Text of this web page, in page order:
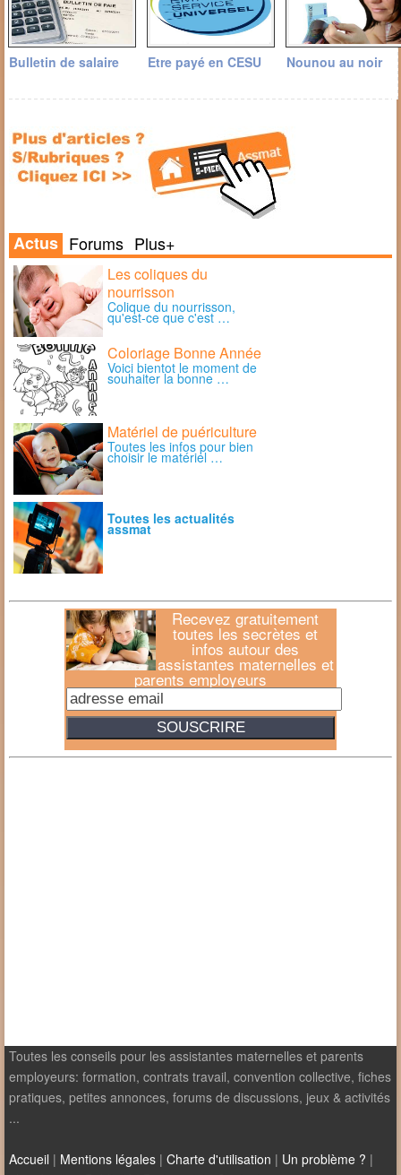
Bulletin de salaire Etre payé en CESU Nounou au noir
Actus Forums Plus+
Les coliques du
nourrisson
Colique du nourrisson,
qu'est-ce que c'est …
Coloriage Bonne Année
Voici bientot le moment de
souhaiter la bonne …
Matériel de puériculture
Toutes les infos pour bien
choisir le matériel …
Toutes les actualités
assmat
Recevez gratuitement
toutes les secrètes et
infos autour des
assistantes maternelles et
parents employeurs
Toutes les conseils pour les assistantes maternelles et parents
employeurs: formation, contrats travail, convention collective, fiches
pratiques, petites annonces, forums de discussions, jeux & activités
...
Accueil | Mentions légales | Charte d'utilisation | Un problème ? |